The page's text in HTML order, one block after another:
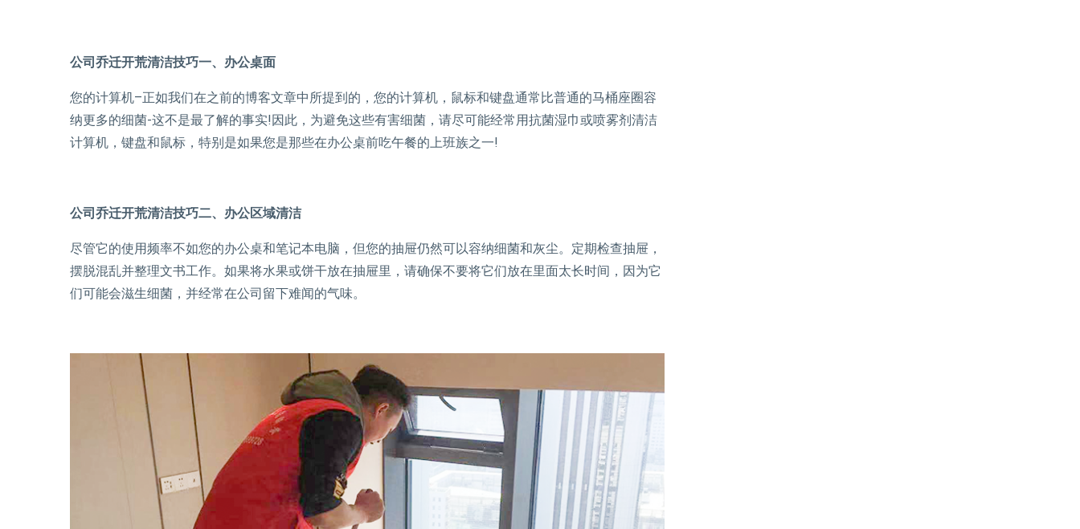
公司乔迁开荒清洁技巧一、办公桌面
您的计算机–正如我们在之前的博客文章中所提到的，您的计算机，鼠标和键盘通常比普通的马桶座圈容
纳更多的细菌-这不是最了解的事实!因此，为避免这些有害细菌，请尽可能经常用抗菌湿巾或喷雾剂清洁
计算机，键盘和鼠标，特别是如果您是那些在办公桌前吃午餐的上班族之一!
公司乔迁开荒清洁技巧二、办公区域清洁
尽管它的使用频率不如您的办公桌和笔记本电脑，但您的抽屉仍然可以容纳细菌和灰尘。定期检查抽屉，
摆脱混乱并整理文书工作。如果将水果或饼干放在抽屉里，请确保不要将它们放在里面太长时间，因为它
们可能会滋生细菌，并经常在公司留下难闻的气味。